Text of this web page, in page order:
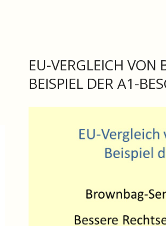
EU-VERGLEICH VON
BEISPIEL DER A1-